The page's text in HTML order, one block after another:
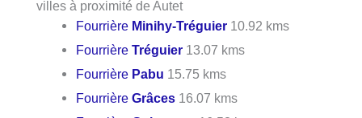
villes à proximité de Autet
Fourrière Minihy-Tréguier 10.92 kms
FourrièreTréguier 13.07 kms
Fourrière Pabu 15.75 kms
FourrièreGrâces 16.07 kms